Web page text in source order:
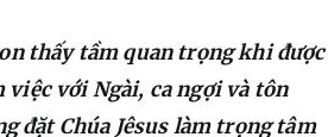
thấy tầm quan trọng khi được
việc với Ngài, ca ngợi và tôn
đặt Chúa Jêsus làm trọng tâm